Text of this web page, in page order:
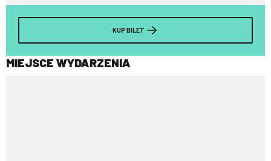
KUP BILET
MIEJSCE WYDARZENIA